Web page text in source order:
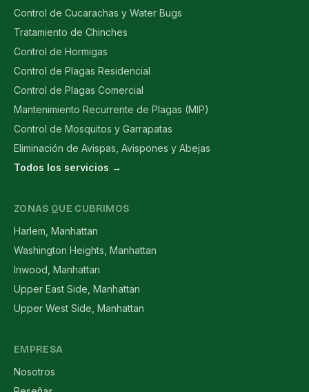
Control de Cucarachas y Water Bugs
Tratamiento de Chinches
Control de Hormigas
Control de Plagas Residencial
Control de Plagas Comercial
Mantenimiento Recurrente de Plagas (MIP)
Control de Mosquitos y Garrapatas
Eliminación de Avispas, Avispones y Abejas
Todos los servicios →
ZONAS QUE CUBRIMOS
Harlem, Manhattan
Washington Heights, Manhattan
Inwood, Manhattan
Upper East Side, Manhattan
Upper West Side, Manhattan
EMPRESA
Nosotros